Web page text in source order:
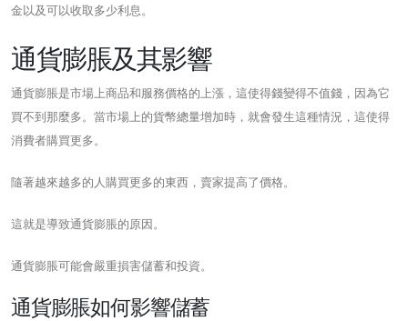
金以及可以收取多少利息。
通貨膨脹及其影響
通貨膨脹是市場上商品和服務價格的上漲，這使得錢變得不值錢，因為它
買不到那麼多。當市場上的貨幣總量增加時，就會發生這種情況，這使得
消費者購買更多。
隨著越來越多的人購買更多的東西，賣家提高了價格。
這就是導致通貨膨脹的原因。
通貨膨脹可能會嚴重損害儲蓄和投資。
通貨膨脹如何影響儲蓄